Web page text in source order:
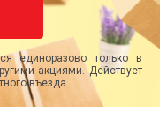
единоразово только в
акциями. Действует
въезда.